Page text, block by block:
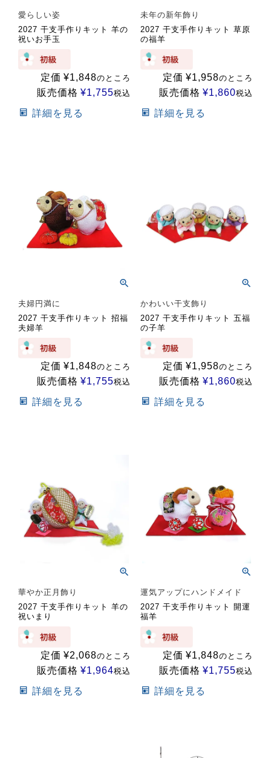
愛らしい姿
2027 干支手作りキット 羊の
祝いお手玉
定価 ¥1,848のところ
販売価格 ¥1,755税込
詳細を見る
未年の新年飾り
2027 干支手作りキット 草原
の福羊
定価 ¥1,958のところ
販売価格 ¥1,860税込
詳細を見る
夫婦円満に
2027 干支手作りキット 招福
夫婦羊
定価 ¥1,848のところ
販売価格 ¥1,755税込
詳細を見る
かわいい干支飾り
2027 干支手作りキット 五福
の子羊
定価 ¥1,958のところ
販売価格 ¥1,860税込
詳細を見る
華やか正月飾り
2027 干支手作りキット 羊の
祝いまり
定価 ¥2,068のところ
販売価格 ¥1,964税込
詳細を見る
運気アップにハンドメイド
2027 干支手作りキット 開運
福羊
定価 ¥1,848のところ
販売価格 ¥1,755税込
詳細を見る